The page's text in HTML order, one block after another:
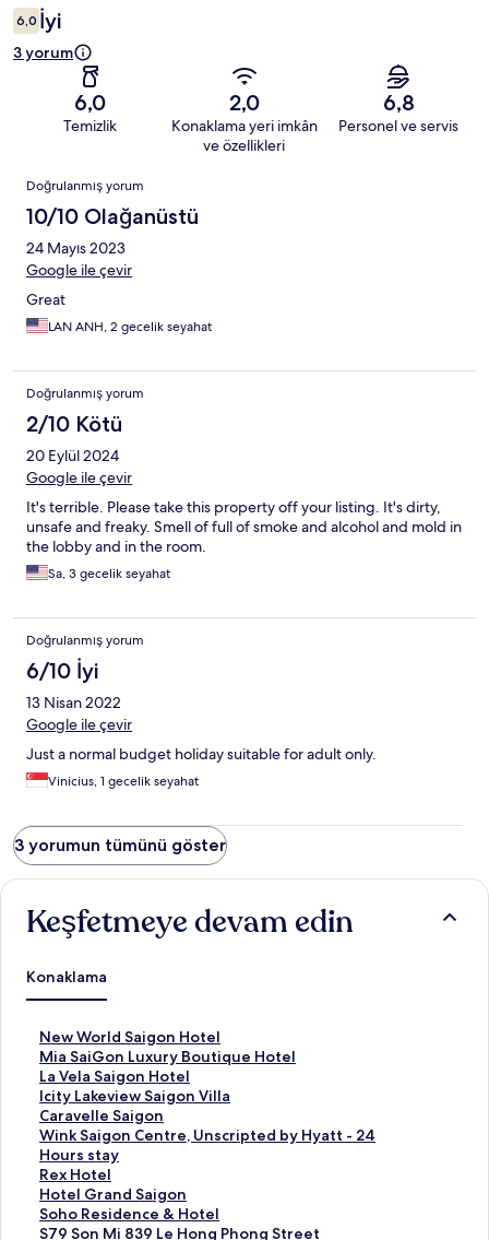
6,0 İyi
3 yorum
6,0
Temizlik
2,0
Konaklama yeri imkân
ve özellikleri
6,8
Personel ve servis
Yorumlar
Doğrulanmış yorum
10/10 Olağanüstü
24 Mayıs 2023
Google ile çevir
Great
LAN ANH, 2 gecelik seyahat
Doğrulanmış yorum
2/10 Kötü
20 Eylül 2024
Google ile çevir
It's terrible. Please take this property off your listing. It's dirty,
unsafe and freaky. Smell of full of smoke and alcohol and mold in
the lobby and in the room.
Sa, 3 gecelik seyahat
Doğrulanmış yorum
6/10 İyi
13 Nisan 2022
Google ile çevir
Just a normal budget holiday suitable for adult only.
Vinicius, 1 gecelik seyahat
3 yorumun tümünü göster
Keşfetmeye devam edin
Konaklama
New World Saigon Hotel
N
e
w
W
o
r
l
d
S
a
i
Mia SaiGon Luxury Boutique Hotel
M
i
a
S
a
i
G
o
n
L
La Vela Saigon Hotel
L
a
V
e
l
a
S
a
i
Icity Lakeview Saigon Villa
I
c
i
t
y
L
a
k
Caravelle Saigon
C
a
r
a
v
e
l
Wink Saigon Centre, Unscripted by Hyatt - 24
Hours stay
W
i
n
k
S
a
Rex Hotel
R
e
x
H
Hotel Grand Saigon
H
o
t
Soho Residence & Hotel
S
o
S79 Son Mi 839 Le Hong Phong Street
S